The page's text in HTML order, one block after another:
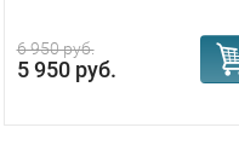
6 950 руб.
5 950 руб.